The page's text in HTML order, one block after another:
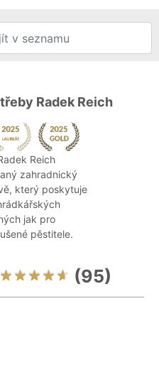
Radek Reich
Reich
zahradnický
který poskytuje
jak pro
pěstitele.
(95)